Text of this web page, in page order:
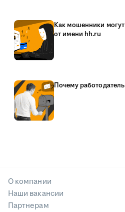
Как мошенники
от имени hh.ru
Почему
О компании
Наши вакансии
Партнерам